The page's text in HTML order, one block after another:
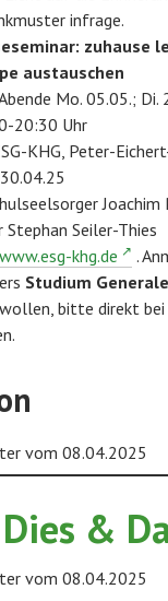
infrage.
zuhause
austauschen
Mo. 05.05.; Di.
20:30 Uhr
KHG, Peter-
Joachim
Seiler-Thies
www.esg-khg.de
.
Studium
bitte direkt bei
Dies &